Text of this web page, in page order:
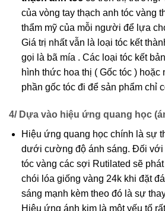
của vòng tay thạch anh tóc vàng
thẩm mỹ của mỗi người để lựa
Giá trị nhất vẫn là loại tóc kết
gọi là bã mía . Các loại tóc kết
hình thức hoa thị ( Gốc tóc )
phần gốc tóc đi để sản phẩm chỉ
4/ Dựa vào hiệu ứng quang học
Hiệu ứng quang học chính là sự
dưới cường độ ánh sáng. Đối với
tóc vàng các sợi Rutilated sẽ
chói lóa giống vàng 24k khi đặt
sáng mạnh kèm theo đó là sự
Hiệu ứng ánh kim là một yếu tố